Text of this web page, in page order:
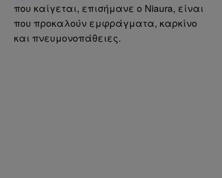
που καίγεται, επισήμανε ο Niaura, είναι
που προκαλούν εμφράγματα, καρκίνο
και πνευμονοπάθειες.